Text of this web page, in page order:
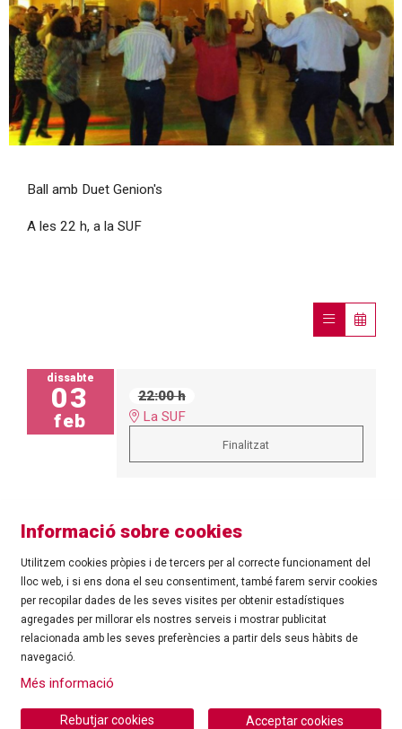
Ball amb Duet Genion's
A les 22 h, a la SUF
dissabte
03
feb
22:00 h
La SUF
Finalitzat
©Ajuntament de Roses| C/ Tarragona, 81 | 17480 ROSES
Tel.: 972 25 24 00 |cultura@roses.cat
Sitemap | Ús de Cookies
Informació sobre cookies
Utilitzem cookies pròpies i de tercers per al correcte funcionament del
lloc web, i si ens dona el seu consentiment, també farem servir cookies
per recopilar dades de les seves visites per obtenir estadístiques
agregades per millorar els nostres serveis i mostrar publicitat
relacionada amb les seves preferències a partir dels seus hàbits de
navegació.
Més informació
Acceptar cookies
Rebutjar cookies